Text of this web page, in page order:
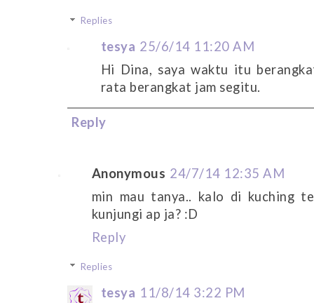
Replies
tesya 25/6/14 11:20 AM
Hi Dina, saya waktu itu
rata berangkat jam segitu.
Reply
Anonymous 24/7/14 12:35 AM
min mau tanya.. kalo di kuching
kunjungi ap ja? :D
Reply
Replies
tesya 11/8/14 3:22 PM